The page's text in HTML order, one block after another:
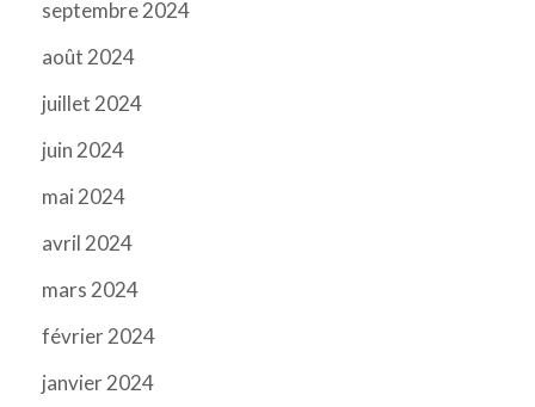
septembre 2024
août 2024
juillet 2024
juin 2024
mai 2024
avril 2024
mars 2024
février 2024
janvier 2024